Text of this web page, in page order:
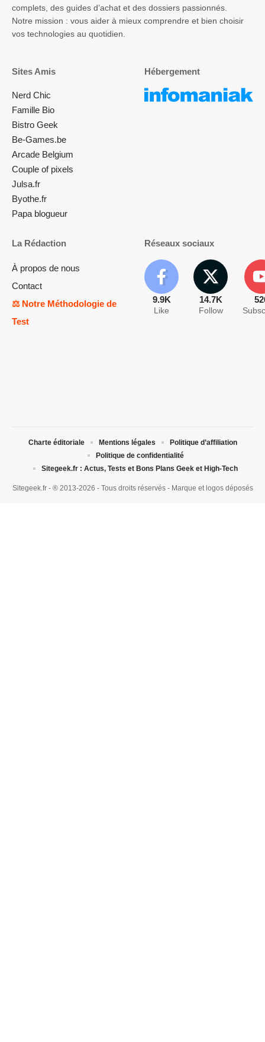
complets, des guides d’achat et des dossiers passionnés.
Notre mission : vous aider à mieux comprendre et bien choisir
vos technologies au quotidien.
Sites Amis
Nerd Chic
Famille Bio
Bistro Geek
Be-Games.be
Arcade Belgium
Couple of pixels
Julsa.fr
Byothe.fr
Papa blogueur
Hébergement
La Rédaction
À propos de nous
Contact
⚖️ Notre Méthodologie de
Test
Réseaux sociaux
9.9K
Like
14.7K
Follow
Sitegeek.fr - ® 2013-2026 - Tous droits réservés - Marque et logos déposés
Charte éditoriale Mentions légales
Politique d’affiliation
Politique de confidentialité
Sitegeek.fr : Actus, Tests et Bons Plans Geek et High-Tech